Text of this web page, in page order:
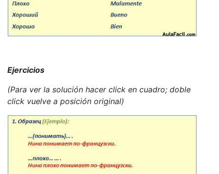
Ejercicios
(Para ver la solución hacer click en cuadro; doble
click vuelve a posición original)